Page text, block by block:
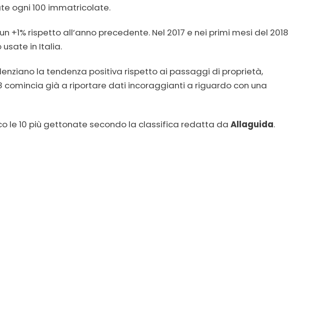
ogni 100 immatricolate.
rispetto all’anno precedente. Nel 2017 e nei primi mesi del 2018
in Italia.
la tendenza positiva rispetto ai passaggi di proprietà,
comincia già a riportare dati incoraggianti a riguardo con una
le 10 più gettonate secondo la classifica redatta da Allaguida.